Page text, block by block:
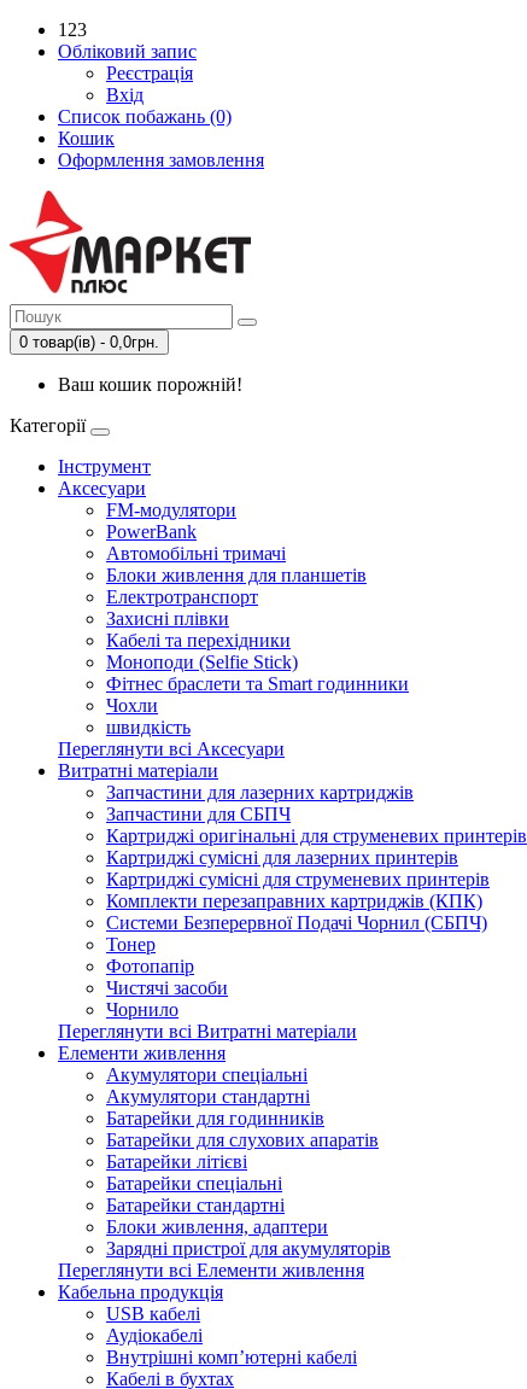
123
Обліковий запис
Реєстрація
Вхід
Список побажань (0)
Кошик
Оформлення замовлення
0 товар(ів) - 0,0грн.
Ваш кошик порожній!
Категорії
Інструмент
Аксесуари
FM-модулятори
PowerBank
Автомобільні тримачі
Блоки живлення для планшетів
Електротранспорт
Захисні плівки
Кабелі та перехідники
Моноподи (Selfie Stick)
Фітнес браслети та Smart годинники
Чохли
швидкість
Переглянути всі Аксесуари
Витратні матеріали
Запчастини для лазерних картриджів
Запчастини для СБПЧ
Картриджі оригінальні для струменевих принтерів
Картриджі сумісні для лазерних принтерів
Картриджі сумісні для струменевих принтерів
Комплекти перезаправних картриджів (КПК)
Системи Безперервної Подачі Чорнил (СБПЧ)
Тонер
Фотопапір
Чистячі засоби
Чорнило
Переглянути всі Витратні матеріали
Елементи живлення
Акумулятори спеціальні
Акумулятори стандартні
Батарейки для годинників
Батарейки для слухових апаратів
Батарейки літієві
Батарейки спеціальні
Батарейки стандартні
Блоки живлення, адаптери
Зарядні пристрої для акумуляторів
Переглянути всі Елементи живлення
Кабельна продукція
USB кабелі
Аудіокабелі
Внутрішні комп’ютерні кабелі
Кабелі в бухтах